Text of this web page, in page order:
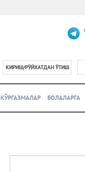
КИРИШ/РЎЙХАТДАН ЎТИШ
КЎРГАЗМАЛАР БОЛАЛАРГА